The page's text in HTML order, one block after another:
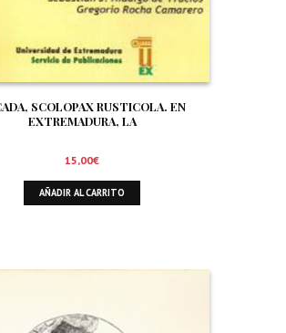
SCOLOPAX RUSTICOLA. EN
EXTREMADURA, LA
15,00€
AÑADIR AL CARRITO